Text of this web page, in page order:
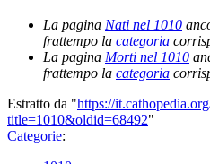
La pagina Nati nel 1010
frattempo la categoria
La pagina Morti nel 1010
frattempo la categoria
Estratto da "https://
title=1010&oldid=68492"
Categorie: